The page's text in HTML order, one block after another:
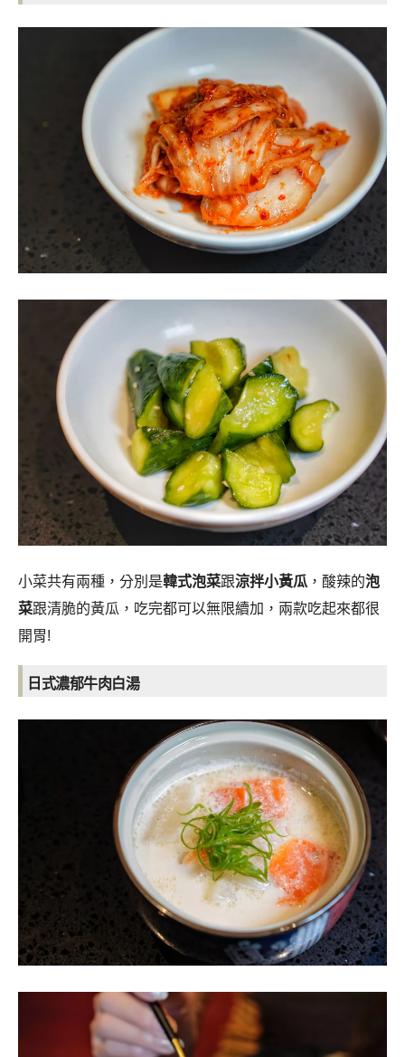
小菜共有兩種，分別是韓式泡菜跟涼拌小黃瓜 ，酸辣的泡
菜跟清脆的黃瓜，吃完都可以無限續加，兩款吃起來都很
開胃!
日式濃郁牛肉白湯